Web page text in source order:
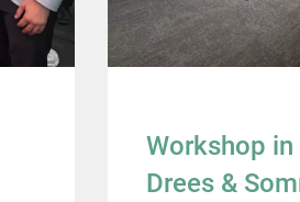
Workshop
Drees &